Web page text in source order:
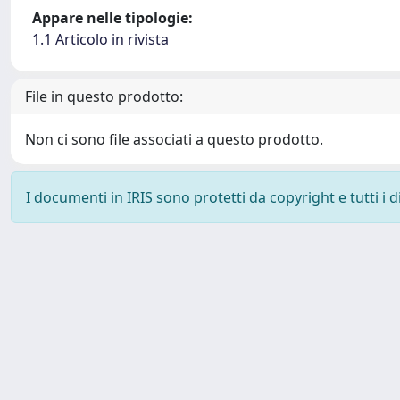
Appare nelle tipologie:
1.1 Articolo in rivista
File in questo prodotto:
Non ci sono file associati a questo prodotto.
I documenti in IRIS sono protetti da copyright e tutti i